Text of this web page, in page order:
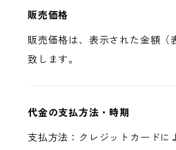
販売価格
販売価格は、表示された金額（
致します。
代金の支払方法・時期
支払方法：クレジットカードに